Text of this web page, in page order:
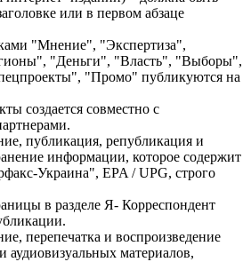
или в первом абзаце
"Мнение", "Экспертиза",
"Деньги", "Власть", "Выборы",
"Промо" публикуются на
создается совместно с
публикация, републикация и
информации, которое содержит
Украина", EPA / UPG, строго
в разделе Я- Корреспондент
перепечатка и воспроизведение
аудиовизуальных материалов,